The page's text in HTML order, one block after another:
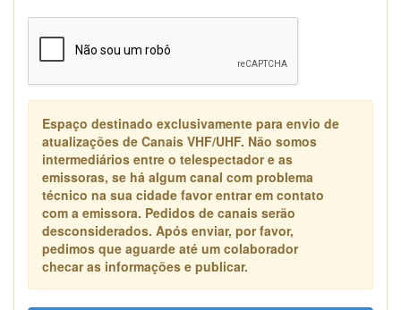
Espaço destinado exclusivamente para envio de
atualizações de Canais VHF/UHF. Não somos
intermediários entre o telespectador e as
emissoras, se há algum canal com problema
técnico na sua cidade favor entrar em contato
com a emissora. Pedidos de canais serão
desconsiderados. Após enviar, por favor,
pedimos que aguarde até um colaborador
checar as informações e publicar.